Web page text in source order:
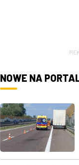
NOWE NA